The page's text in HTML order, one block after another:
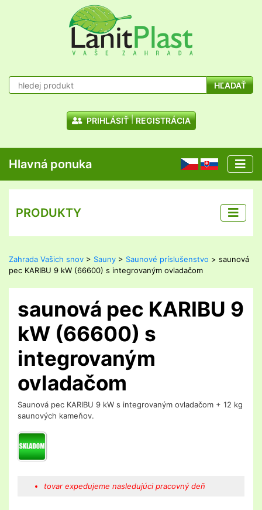
HĽADAŤ
PRIHLÁSIŤ REGISTRÁCIA
Hlavná ponuka CZ SK
PRODUKTY
Zahrada Vašich snov > Sauny > Saunové príslušenstvo > saunová
pec KARIBU 9 kW (66600) s integrovaným ovladačom
saunová pec KARIBU 9
kW (66600) s
integrovaným
ovladačom
Saunová pec KARIBU 9 kW s integrovaným ovladačom + 12 kg
saunových kameňov.
tovar expedujeme nasledujúci pracovný deň